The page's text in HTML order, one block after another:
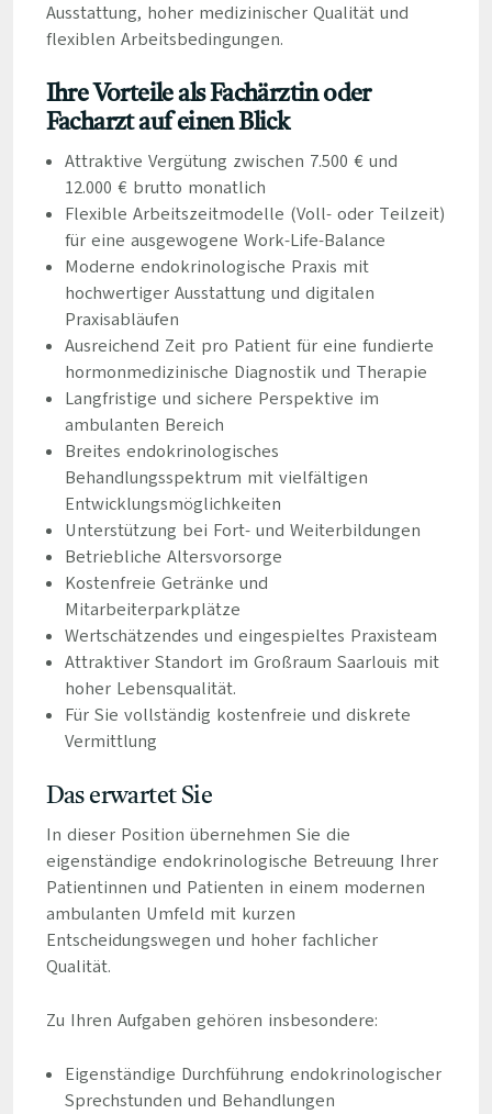
Ausstattung, hoher medizinischer Qualität und
flexiblen Arbeitsbedingungen.
Ihre Vorteile als Fachärztin oder
Facharzt auf einen Blick
Attraktive Vergütung zwischen 7.500 € und
12.000 € brutto monatlich
Flexible Arbeitszeitmodelle (Voll- oder Teilzeit)
für eine ausgewogene Work-Life-Balance
Moderne endokrinologische Praxis mit
hochwertiger Ausstattung und digitalen
Praxisabläufen
Ausreichend Zeit pro Patient für eine fundierte
hormonmedizinische Diagnostik und Therapie
Langfristige und sichere Perspektive im
ambulanten Bereich
Breites endokrinologisches
Behandlungsspektrum mit vielfältigen
Entwicklungsmöglichkeiten
Unterstützung bei Fort- und Weiterbildungen
Betriebliche Altersvorsorge
Kostenfreie Getränke und
Mitarbeiterparkplätze
Wertschätzendes und eingespieltes Praxisteam
Attraktiver Standort im Großraum Saarlouis mit
hoher Lebensqualität.
Für Sie vollständig kostenfreie und diskrete
Vermittlung
Das erwartet Sie
In dieser Position übernehmen Sie die
eigenständige endokrinologische Betreuung Ihrer
Patientinnen und Patienten in einem modernen
ambulanten Umfeld mit kurzen
Entscheidungswegen und hoher fachlicher
Qualität.
Zu Ihren Aufgaben gehören insbesondere:
Eigenständige Durchführung endokrinologischer
Sprechstunden und Behandlungen